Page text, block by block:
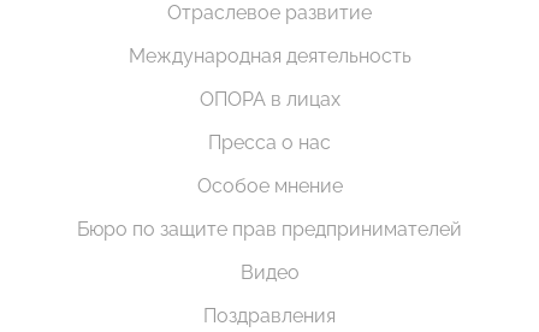
Отраслевое развитие
Международная деятельность
ОПОРА в лицах
Пресса о нас
Особое мнение
Бюро по защите прав предпринимателей
Видео
Поздравления